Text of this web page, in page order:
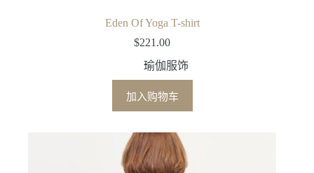
Eden Of Yoga T-shirt
$221.00
瑜伽服饰
加入购物车